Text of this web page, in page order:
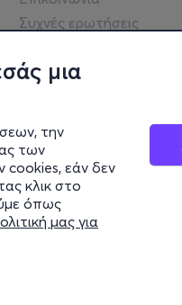
μια
την
των
cookies, εάν δεν
κλικ στο
όπως
μας για
Συχνές ερωτήσεις
Υπηρεσίες
Σύνδεση reseller